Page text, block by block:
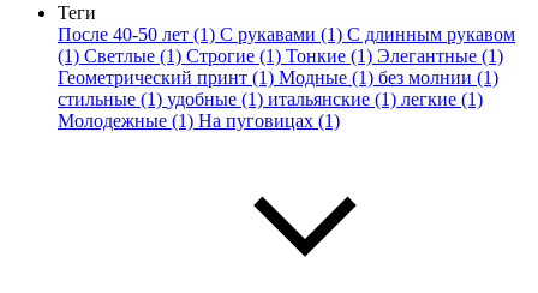
Теги
После 40-50 лет (1) С рукавами (1) С длинным рукавом
(1) Светлые (1) Строгие (1) Тонкие (1) Элегантные (1)
Геометрический принт (1) Модные (1) без молнии (1)
стильные (1) удобные (1) итальянские (1) легкие (1)
Молодежные (1) На пуговицах (1)